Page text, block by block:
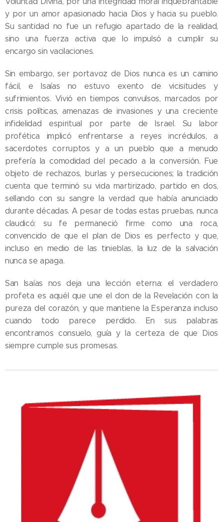
y por un amor apasionado hacia Dios y hacia su pueblo.
Su santidad no fue un refugio apartado de la realidad,
sino una fuerza activa que lo impulsó a cumplir su
encargo sin vacilaciones.
Sin embargo, ser portavoz de Dios nunca es un camino
fácil, e Isaías no estuvo exento de vicisitudes y
sufrimientos. Vivió en tiempos convulsos, marcados por
crisis políticas, amenazas de invasiones y una creciente
infidelidad espiritual por parte de Israel. Su labor
profética implicó enfrentarse a reyes incrédulos, a
sacerdotes corruptos y a un pueblo que a menudo
prefería la comodidad del pecado a la conversión. Fue
objeto de rechazos, burlas y persecuciones; la tradición
cuenta que terminó su vida martirizado, partido en dos,
sellando con su sangre la verdad que había anunciado
durante décadas. A pesar de todas estas pruebas, nunca
claudicó: su fe permaneció firme como una roca,
convencido de que el plan de Dios es perfecto y que,
incluso en medio de las tinieblas, la luz de la salvación
nunca se apaga.
San Isaías nos deja una lección eterna: el verdadero
profeta es aquél que une el don de la Revelación con la
pureza del corazón, y que mantiene la Esperanza incluso
cuando todo parece perdido. En sus palabras
encontramos consuelo, guía y la certeza de que Dios
siempre cumple sus promesas.